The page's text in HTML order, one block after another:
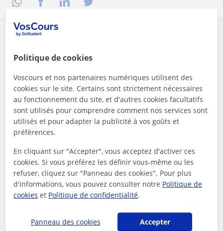
enseignant expérimenté donne cours de comptabilité à domicil...
Autres profs de Comptabilité en ligne
susceptibles de vous intéresser
Politique de cookies
Voscours et nos partenaires numériques utilisent des
cookies sur le site. Certains sont strictement nécessaires
au fonctionnement du site, et d'autres cookies facultatifs
sont utilisés pour comprendre comment nos services sont
utilisés et pour adapter la publicité à vos goûts et
préférences.
En cliquant sur "Accepter", vous acceptez d'activer ces
cookies. Si vous préférez les définir vous-même ou les
refuser, cliquez sur "Panneau des cookies". Pour plus
d'informations, vous pouvez consulter notre Politique de
cookies et Politique de confidentialité.
Panneau des cookies Accepter